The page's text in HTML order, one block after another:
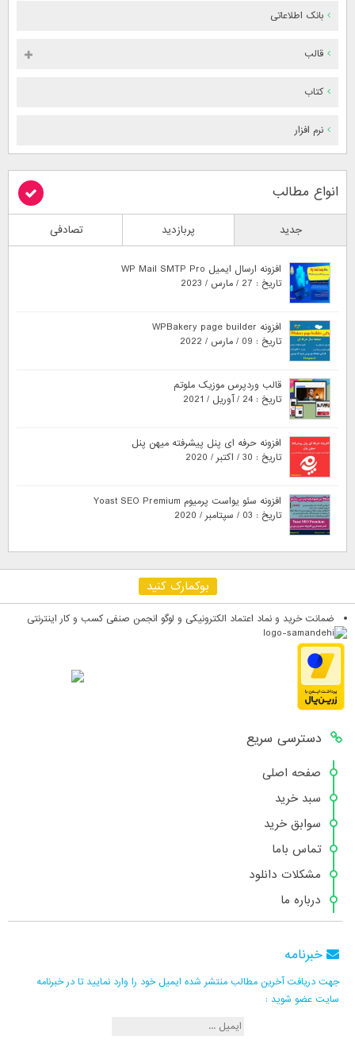
بانک اطلاعاتی
قالب
کتاب
نرم افزار
انواع مطالب
جدید پربازدید تصادفی
افزونه ارسال ایمیل WP Mail SMTP Pro
تاریخ : 27 / مارس / 2023
افزونه WPBakery page builder
تاریخ : 09 / مارس / 2022
قالب وردپرس موزیک ملوتم
تاریخ : 24 / آوریل / 2021
افزونه حرفه ای پنل پیشرفته میهن پنل
تاریخ : 30 / اکتبر / 2020
افزونه سئو یواست پرمیوم Yoast SEO Premium
تاریخ : 03 / سپتامبر / 2020
بوکمارک کنید
ضمانت خرید و نماد اعتماد الکترونیکی و لوگو انجمن صنفی کسب و کار اینترنتی
دسترسی سریع
صفحه اصلی
سبد خرید
سوابق خرید
تماس باما
مشکلات دانلود
درباره ما
خبرنامه
جهت دریافت آخرین مطالب منتشر شده ایمیل خود را وارد نمایید تا در خبرنامه
سایت عضو شوید :